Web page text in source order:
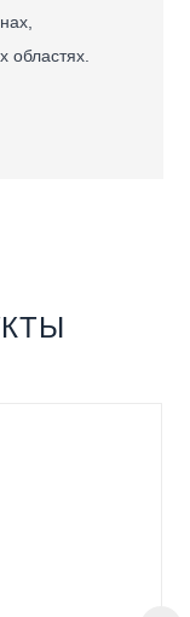
областях.